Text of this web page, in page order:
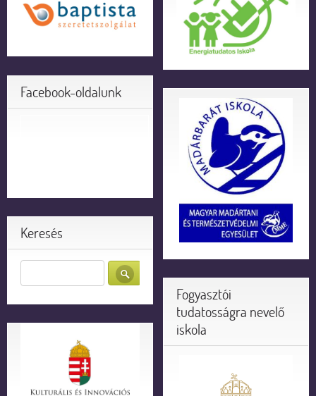
Facebook-oldalunk
Keresés
Fogyasztói
tudatosságra nevelő
iskola